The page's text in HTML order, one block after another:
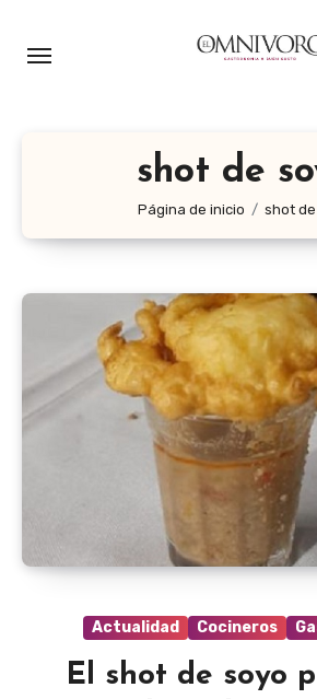
shot de
Página de inicio shot
Actualidad Cocineros
El shot de soyo